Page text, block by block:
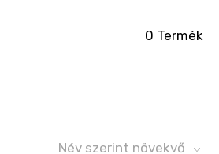
0 Termék
Név szerint növekvő